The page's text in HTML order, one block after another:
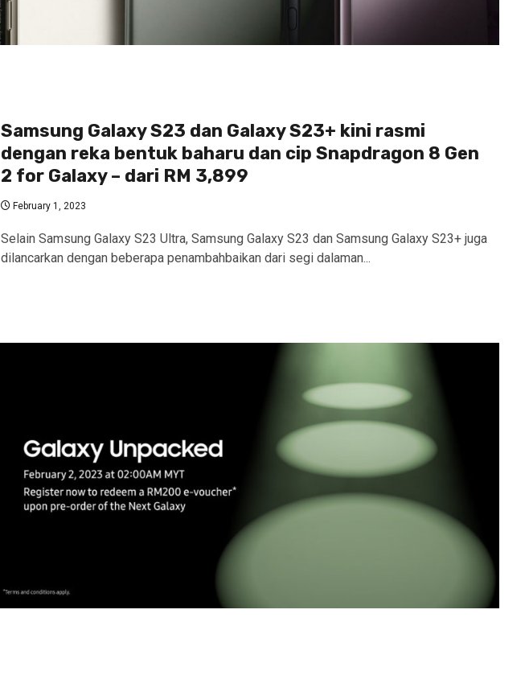
Samsung Galaxy S23 dan Galaxy S23+ kini rasmi
dengan reka bentuk baharu dan cip Snapdragon 8 Gen
2 for Galaxy – dari RM 3,899
February 1, 2023
Selain Samsung Galaxy S23 Ultra, Samsung Galaxy S23 dan Samsung Galaxy S23+ juga
dilancarkan dengan beberapa penambahbaikan dari segi dalaman...